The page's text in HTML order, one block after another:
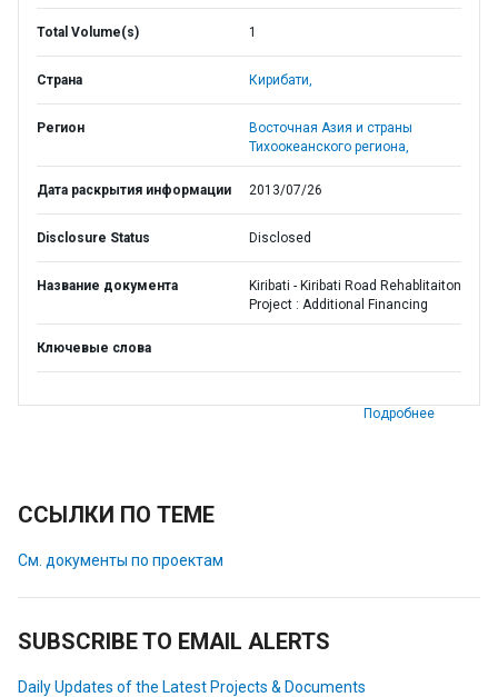
Total Volume(s) 1
Страна Кирибати,
Регион
Восточная Азия и страны
Тихоокеанского региона,
Дата раскрытия информации 2013/07/26
Disclosure Status Disclosed
Название документа
Kiribati - Kiribati Road Rehablitaiton
Project : Additional Financing
Ключевые слова
Подробнее
ССЫЛКИ ПО ТЕМЕ
См. документы по проектам
SUBSCRIBE TO EMAIL ALERTS
Daily Updates of the Latest Projects & Documents